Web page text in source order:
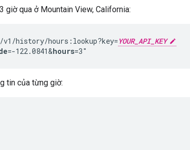
giờ qua ở Mountain View, California:
history/hours:lookup?key= YOUR_API_KEY
=-122.0841&hours=3"
tin của từng giờ: